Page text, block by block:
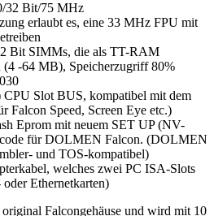
32 Bit/75 MHz
erlaubt es, eine 33 MHz FPU mit
Bit SIMMs, die als TT-RAM
(4 -64 MB), Speicherzugriff 80%
CPU Slot BUS, kompatibel mit dem
Falcon Speed, Screen Eye etc.)
Eprom mit neuem SET UP (NV-
für DOLMEN Falcon. (DOLMEN
und TOS-kompatibel)
welches zwei PC ISA-Slots
Ethernetkarten)
Falcongehäuse und wird mit 10